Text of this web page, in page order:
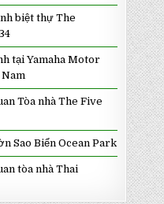
biệt thự The
tại Yamaha Motor
Tòa nhà The Five
Sao Biển Ocean Park
tòa nhà Thai